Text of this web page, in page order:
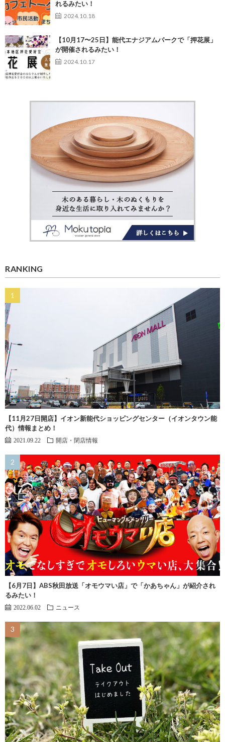
れるみたい！
2024.10.18
【10月17〜25日】能代エナジアムパークで「押花展」
が開催されるみたい！
2024.10.17
RANKING
【11月27日開店】イオン新能代ショッピングセンター（イオンタウン能
代）情報まとめ！
2021.09.22 開店・閉店情報
【6月7日】ABS秋田放送「オモウマい店」で「かあちゃん」が紹介され
るみたい！
2022.06.02 ニュース